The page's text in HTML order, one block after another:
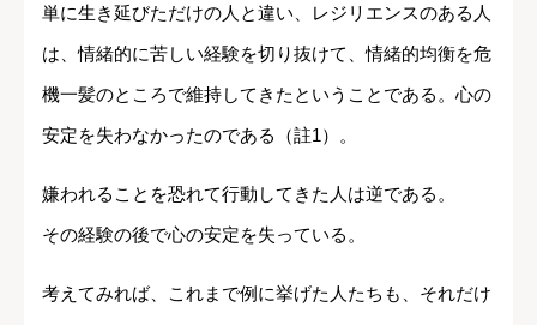
単に生き延びただけの人と違い、レジリエンスのある人
は、情緒的に苦しい経験を切り抜けて、情緒的均衡を危
機一髪のところで維持してきたということである。心の
安定を失わなかったのである（註1）。
嫌われることを恐れて行動してきた人は逆である。
その経験の後で心の安定を失っている。
考えてみれば、これまで例に挙げた人たちも、それだけ